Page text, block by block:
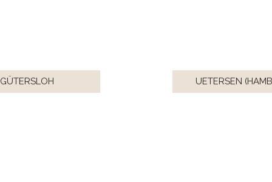
GÜTERSLOH UETERSEN